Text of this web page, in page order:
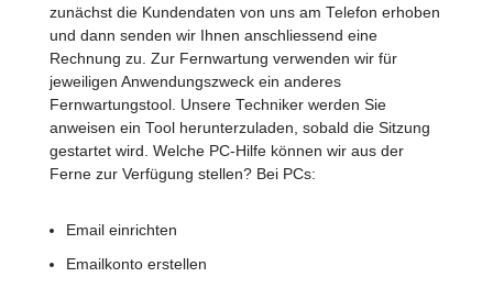
zunächst die Kundendaten von uns am Telefon erhoben
und dann senden wir Ihnen anschliessend eine
Rechnung zu. Zur Fernwartung verwenden wir für
jeweiligen Anwendungszweck ein anderes
Fernwartungstool. Unsere Techniker werden Sie
anweisen ein Tool herunterzuladen, sobald die Sitzung
gestartet wird. Welche PC-Hilfe können wir aus der
Ferne zur Verfügung stellen? Bei PCs:
Email einrichten
Emailkonto erstellen